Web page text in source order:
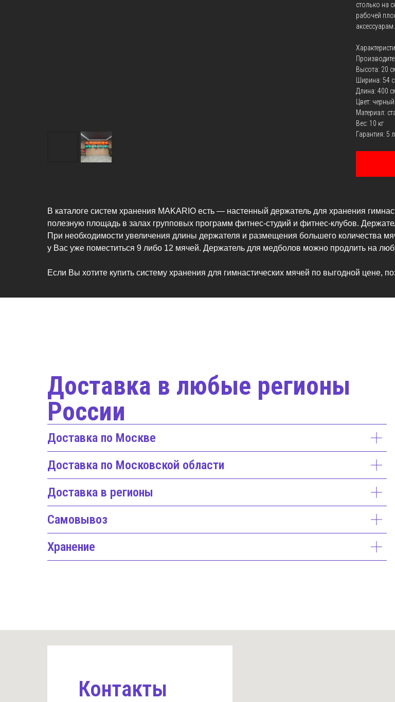
столько на
рабочей
аксессуарам.
Высота: 20
Ширина: 54
Длина: 400
Цвет: черный
Материал:
Вес: 10 кг
Гарантия: 5
В каталоге систем хранения MAKARIO есть — настенный держатель для хранения
полезную площадь в залах групповых программ фитнес-студий и фитнес-клубов.
При необходимости увеличения длины держателя и размещения большего количества
у Вас уже поместиться 9 либо 12 мячей. Держатель для медболов можно продлить на
Если Вы хотите купить систему хранения для гимнастических мячей по выгодной цене,
Доставка в любые регионы
России
Доставка по Москве
Доставка по Московской области
Доставка в регионы
Самовывоз
Хранение
Контакты